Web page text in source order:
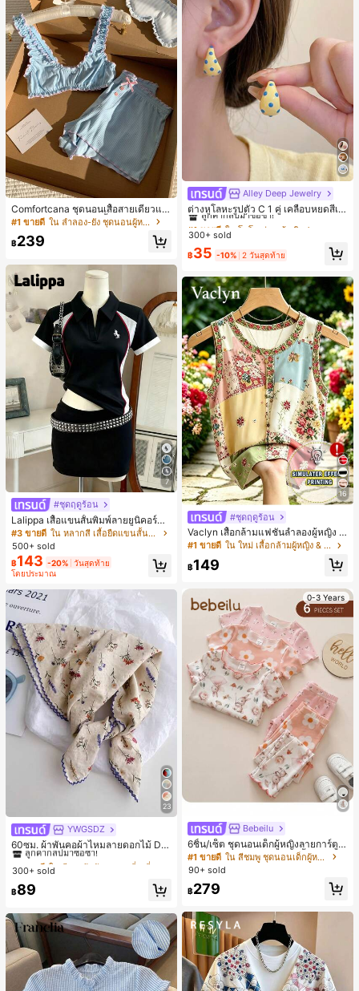
Comfortcana ชุดนอนเสื้อสายเดี่ยวแต่
งระบายและกางเกงขาสั้นสำหรับผู้หญิง
#1 ขายดี ใน ลำลอง-ยัง ชุดนอนผู้หญิง
฿239
7
#ชุดฤดูร้อน
Lalippa เสื้อแขนสั้นพิมพ์ลายยูนิคอร์นล
ายทางสีตัดกันสำหรับผู้หญิง สไตล์วิทย
าลัย
#3 ขายดี
ใน หลากสี เสื้อยืดแขนสั้นเนื้อนุ่มสำหรับใส่ทุกวัน
500+ sold
฿143 -20% วันสุดท้าย
โดยประมาณ
23
YWGSDZ
60ซม. ผ้าพันคอผ้าไหมลายดอกไม้ Dit
sy สีเบจ, เครื่องประดับใหม่สำหรับผู้หญิ
งฤดูใบไม้ผลิ/ฤดูใบไม้ร่วง, ผ้าพันคอผืน
#1 ขายดี
ลูกค้ากลับมาซื้อซ้ำ!
#1 ขายดี
ลูกค้ากลับมาซื้อซ้ำ!
#1 ขายดี
ลูกค้ากลับมาซื้อซ้ำ!
#1 ขายดี
ใน สีเบจ ผ้าพันคอทรงสี่เหลี่ยมและผ้าพันคอสำหรับผู้
300+ sold
฿89
Alley Deep Jewelry
ต่างหูโลหะรูปตัว C 1 คู่ เคลือบหยดสีเห
ลือง ลายจุดสีน้ำเงิน สไตล์ยุโรปและอเม
ริกัน แฟชั่นส่วนตัว หวานและสง่างาม
สำหรับผู้หญิงและเด็กหญิง สำหรับการเ
ดินทาง งานแต่งงาน ปาร์ตี้ วันเกิด ของ
#1 ขายดี ใน โบโฮ ต่างหูผู้หญิง
ลูกค้ากลับมาซื้อซ้ำ!
#1 ขายดี ใน โบโฮ ต่างหูผู้หญิง
ลูกค้ากลับมาซื้อซ้ำ!
#1 ขายดี ใน โบโฮ ต่างหูผู้หญิง
ลูกค้ากลับมาซื้อซ้ำ!
#1 ขายดี ใน โบโฮ ต่างหูผู้หญิง
300+ sold
฿35 -10% 2 วันสุดท้าย
16
#ชุดฤดูร้อน
Vaclyn เสื้อกล้ามแฟชั่นลำลองผู้หญิง ล
ายแพตช์เวิร์ก แขนกุด คอกลม ติดกระดุ
#1 ขายดี ใน ใหม่ เสื้อกล้ามผู้หญิง & Camis
฿149
0-3 Years
Bebeilu
6ชิ้น/เซ็ต ชุดนอนเด็กผู้หญิงลายการ์ตูน
หมีและดอกไม้ คอกลม แขนสั้น กางเกง
ขาสั้น ขอบระบาย สวมใส่สบาย
#1 ขายดี
ใน สีชมพู ชุดนอนเด็กผู้หญิง
90+ sold
฿279